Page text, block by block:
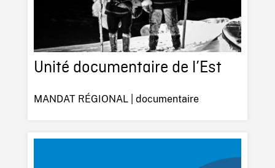
Unité documentaire de l’Est
MANDAT RÉGIONAL | documentaire